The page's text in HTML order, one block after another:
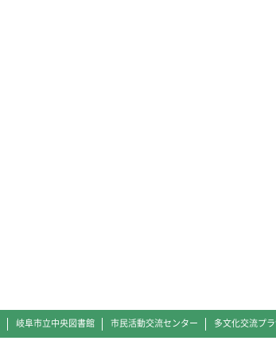
岐阜市立中央図書館 市民活動交流センター 多文化交流プ